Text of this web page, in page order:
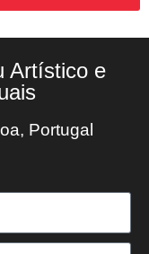
Artístico e
Portugal